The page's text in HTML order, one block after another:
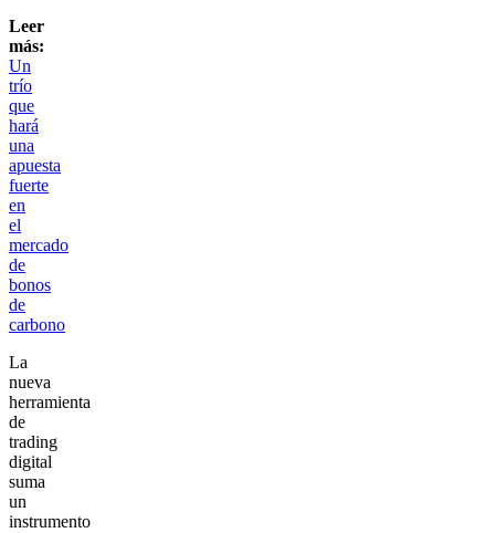
Leer
más:
Un
trío
que
hará
una
apuesta
fuerte
en
el
mercado
de
bonos
de
carbono
La
nueva
herramienta
de
trading
digital
suma
un
instrumento